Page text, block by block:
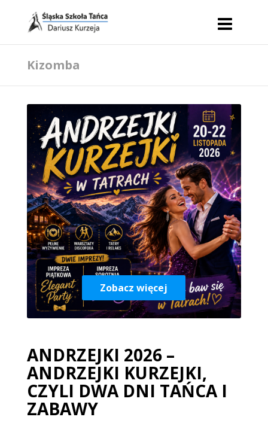
Kizomba
Zobacz więcej
ANDRZEJKI 2026 –
ANDRZEJKI KURZEJKI,
CZYLI DWA DNI TAŃCA I
ZABAWY